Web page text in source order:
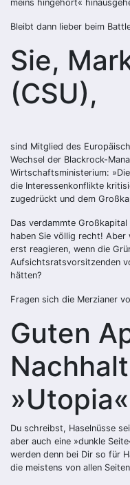
meins hingehört«
Bleibt dann lieber beim
Sie,
(CSU),
sind Mitglied des
Wechsel der Blackrock-
Wirtschaftsministerium:
die Interessenkonflikte
zugedrückt und dem
Das verdammte
haben Sie völlig recht! Aber
erst reagieren, wenn die
Aufsichtsratsvorsitzenden
hätten?
Fragen sich die Merzianer
Guten
Du schreibst, Haselnüsse
aber auch eine »dunkle
werden denn bei Dir so für
die meistens von allen